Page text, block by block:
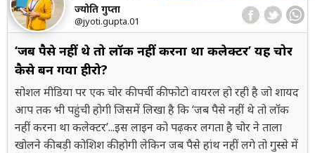
ज्योति गुप्ता
@jyoti.gupta.01
‘जब पैसे नहीं थे तो लॉक नहीं करना था कलेक्टर’ यह चोर
कैसे बन गया हीरो?
सोशल मीडिया पर एक चोर की पर्ची की फोटो वायरल हो रही है जो शायद
आप तक भी पहुंची होगी जिसमें लिखा है कि ‘जब पैसे नहीं थे तो लॉक
नहीं करना था कलेक्टर’...इस लाइन को पढ़कर लगता है चोर ने ताला
खोलने की बड़ी कोशिश की होगी लेकिन जब पैसे हांथ नहीं लगे तो गुस्से में